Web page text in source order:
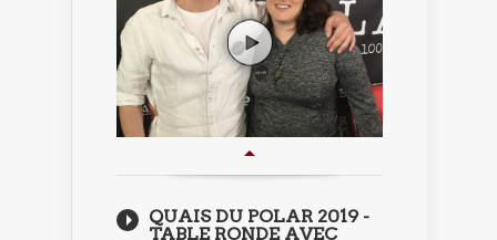
QUAIS DU POLAR 2019 -
TABLE RONDE AVEC